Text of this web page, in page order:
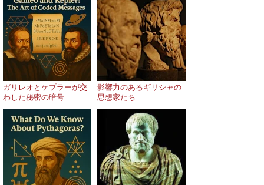
ガリレオとケプラーが交
わした秘密の暗号
影響力のあるギリシャの
思想家たち